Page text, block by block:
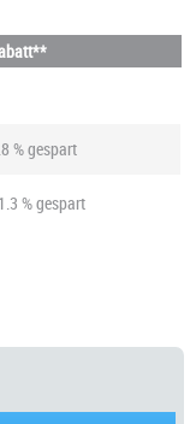
% gespart
% gespart